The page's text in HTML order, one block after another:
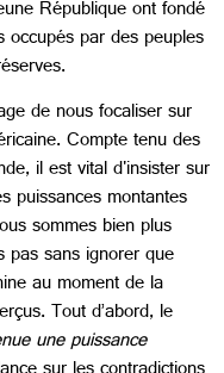
République ont fondé
par des peuples
de nous focaliser sur
Compte tenu des
il est vital d'insister sur
puissances montantes
sommes bien plus
pas sans ignorer que
au moment de la
Tout d’abord, le
une puissance